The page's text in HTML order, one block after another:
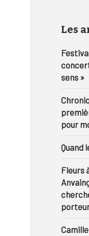
Les
sens »
pour
Quand
Fleurs